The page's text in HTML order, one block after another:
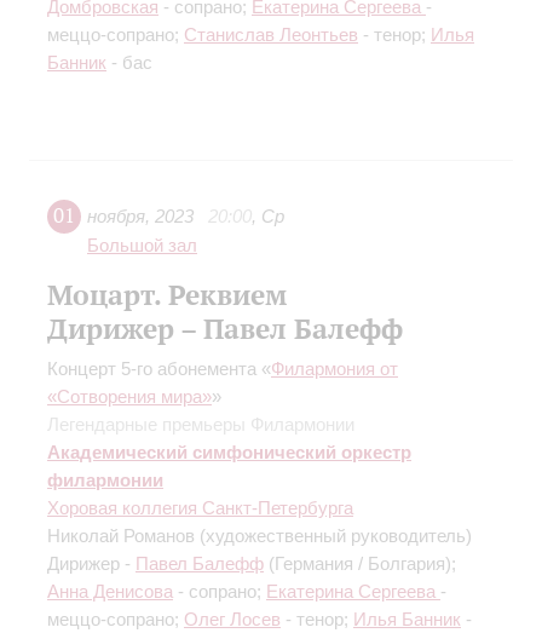
Домбровская - сопрано; Екатерина Сергеева -
меццо-сопрано; Станислав Леонтьев - тенор; Илья
Банник - бас
01 ноября, 2023 20:00, Ср
Большой зал
Моцарт. Реквием
Дирижер – Павел Балефф
Концерт 5-го абонемента «Филармония от
«Сотворения мира»»
Легендарные премьеры Филармонии
Академический симфонический оркестр
филармонии
Хоровая коллегия Санкт-Петербурга
Николай Романов (художественный руководитель)
Дирижер - Павел Балефф (Германия / Болгария);
Анна Денисова - сопрано; Екатерина Сергеева -
меццо-сопрано; Олег Лосев - тенор; Илья Банник -